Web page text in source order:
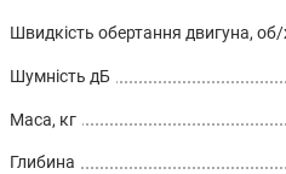
Швидкість обертання двигуна,
Шумність дБ
Маса, кг
Глибина